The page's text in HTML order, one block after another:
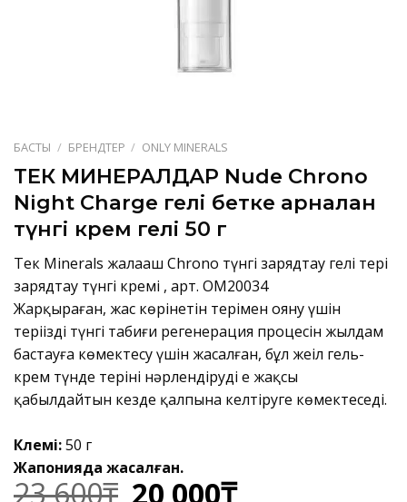
БАСТЫ / БРЕНДТЕР / ONLY MINERALS
ТЕК МИНЕРАЛДАР Nude Chrono
Night Charge гелі бетке арналған
түнгі крем гелі 50 г
Тек Minerals жалаңаш Chrono түнгі зарядтау гелі тері
зарядтау түнгі кремі , арт. OM20034
Жарқыраған, жас көрінетін терімен ояну үшін
теріңіздің түнгі табиғи регенерация процесін жылдам
бастауға көмектесу үшін жасалған, бұл жеңіл гель-
крем түнде теріні нәрлендіруді ең жақсы
қабылдайтын кезде қалпына келтіруге көмектеседі.
Көлемі:50 г
Жапонияда жасалған.
23 600₸ Бастапқы
20 000₸Ағымдағы